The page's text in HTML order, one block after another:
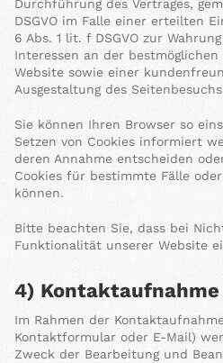
Durchführung des Vertrages,
DSGVO im Falle einer erteilten
6 Abs. 1 lit. f DSGVO zur
Interessen an der
Website sowie einer
Ausgestaltung des
Sie können Ihren Browser so
Setzen von Cookies informiert
deren Annahme entscheiden
Cookies für bestimmte Fälle
können.
Bitte beachten Sie, dass bei
Funktionalität unserer Website
4) Kontaktaufnahme
Im Rahmen der
Kontaktformular oder E-Mail)
Zweck der Bearbeitung und